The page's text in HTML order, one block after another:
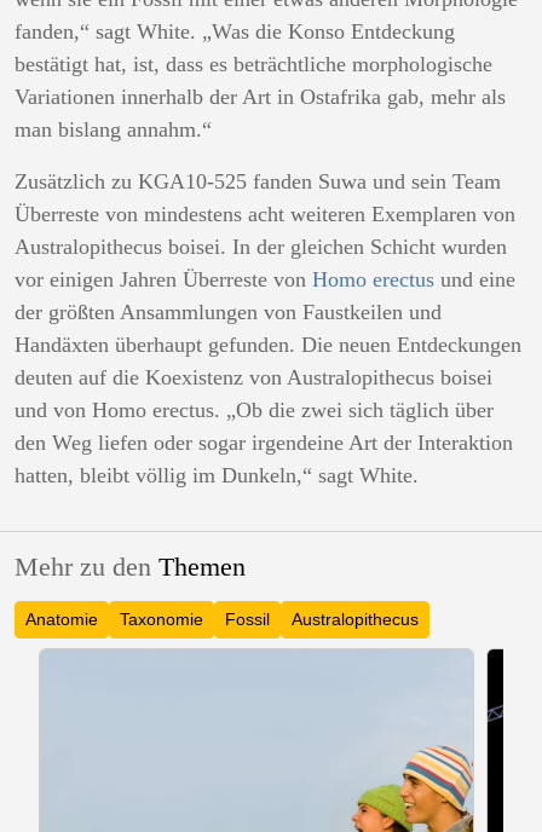
fanden,“ sagt White. „Was die Konso Entdeckung
bestätigt hat, ist, dass es beträchtliche morphologische
Variationen innerhalb der Art in Ostafrika gab, mehr als
man bislang annahm.“
Zusätzlich zu KGA10-525 fanden Suwa und sein Team
Überreste von mindestens acht weiteren Exemplaren von
Australopithecus boisei. In der gleichen Schicht wurden
vor einigen Jahren Überreste von Homo erectus und eine
der größten Ansammlungen von Faustkeilen und
Handäxten überhaupt gefunden. Die neuen Entdeckungen
deuten auf die Koexistenz von Australopithecus boisei
und von Homo erectus. „Ob die zwei sich täglich über
den Weg liefen oder sogar irgendeine Art der Interaktion
hatten, bleibt völlig im Dunkeln,“ sagt White.
Mehr zu den Themen
Anatomie Taxonomie Fossil Australopithecus